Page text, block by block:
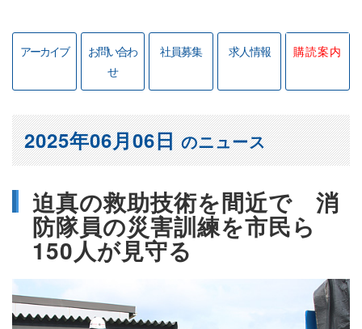
アーカイブ
お問い合わ
せ
社員募集 求人情報 購読案内
迫真の救助技術を間近で 消
防隊員の災害訓練を市民ら
150人が見守る
2025年06月06日のニュース